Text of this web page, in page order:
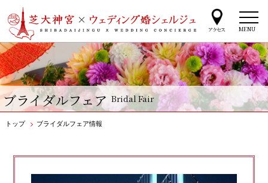
ブライダルフェア Bridal Fair
MENU
トップ > ブライダルフェア情報